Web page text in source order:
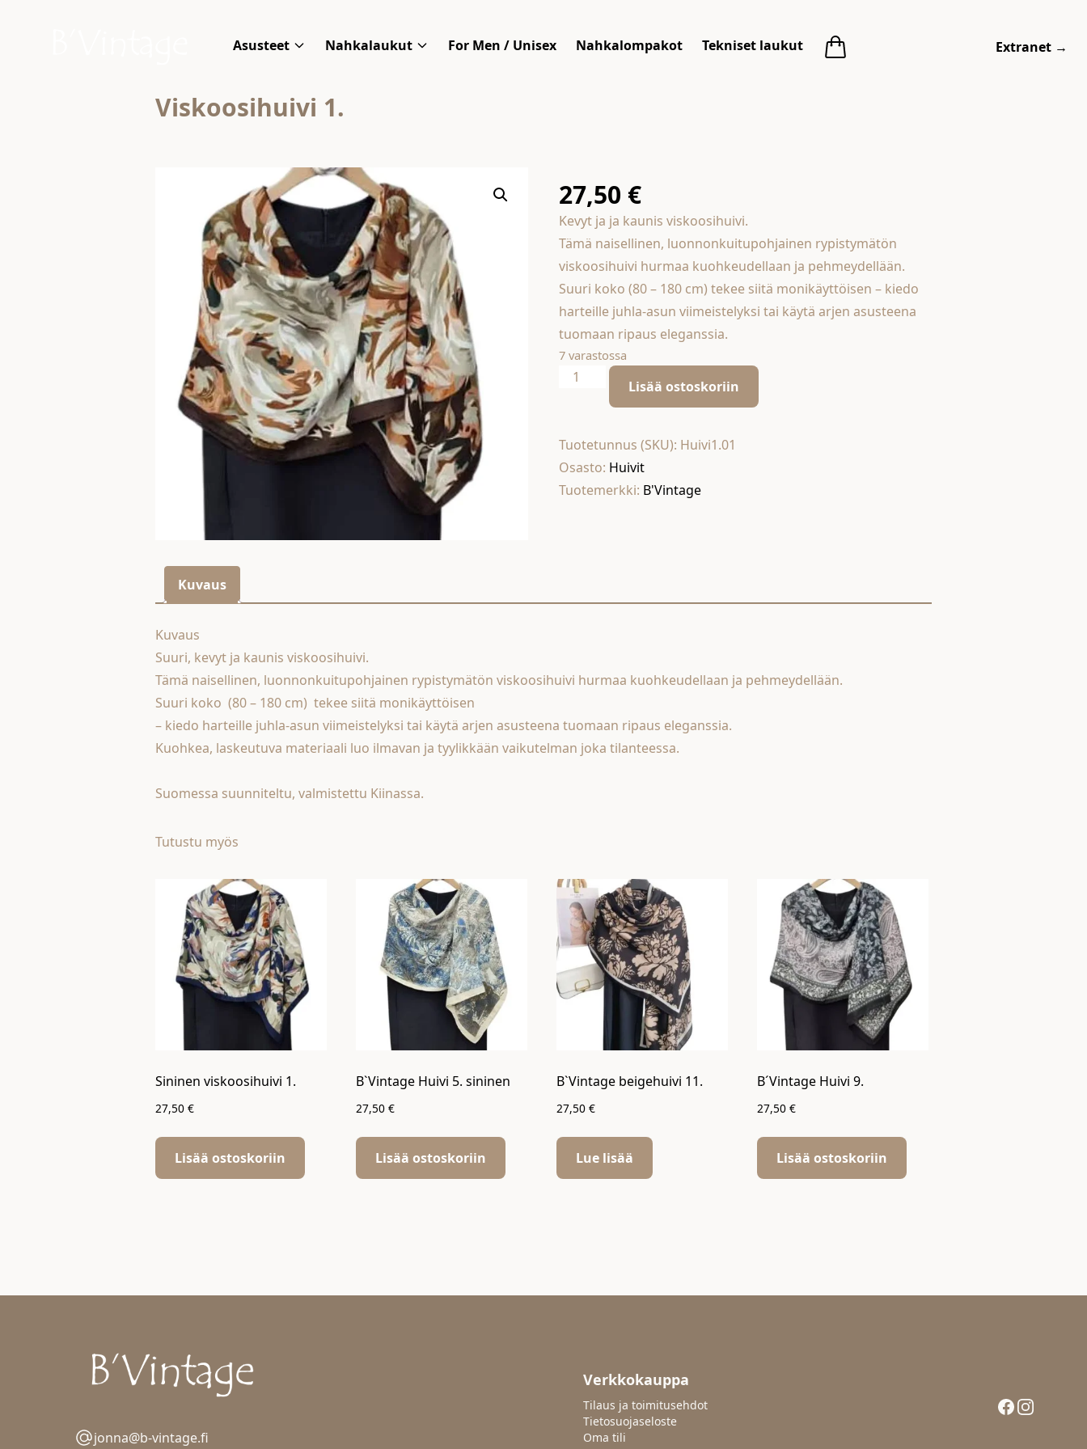
Asusteet
Nahkalaukut For Men / Unisex Nahkalompakot Tekniset laukut Extranet →
Viskoosihuivi 1.
27,50 €
Kevyt ja ja kaunis viskoosihuivi.
Tämä naisellinen, luonnonkuitupohjainen rypistymätön
viskoosihuivi hurmaa kuohkeudellaan ja pehmeydellään.
Suuri koko (80 – 180 cm) tekee siitä monikäyttöisen – kiedo
harteille juhla-asun viimeistelyksi tai käytä arjen asusteena
tuomaan ripaus eleganssia.
7 varastossa
Viskoosihuivi
Lisää ostoskoriin
Tuotetunnus (SKU): Huivi1.01
Osasto: Huivit
Tuotemerkki: B'Vintage
Kuvaus
Kuvaus
Suuri, kevyt ja kaunis viskoosihuivi.
Tämä naisellinen, luonnonkuitupohjainen rypistymätön viskoosihuivi hurmaa kuohkeudellaan ja pehmeydellään.
Suuri koko (80 – 180 cm) tekee siitä monikäyttöisen
– kiedo harteille juhla-asun viimeistelyksi tai käytä arjen asusteena tuomaan ripaus eleganssia.
Kuohkea, laskeutuva materiaali luo ilmavan ja tyylikkään vaikutelman joka tilanteessa.
Suomessa suunniteltu, valmistettu Kiinassa.
Tutustu myös
Sininen viskoosihuivi 1.
27,50 €
Lisää ostoskoriin
B`Vintage Huivi 5. sininen
27,50€
Lisää ostoskoriin
B`Vintage beigehuivi 11.
27,50€
Lue lisää
B´Vintage Huivi 9.
27,50€
Lisää ostoskoriin
Facebook
Instagram
jonna@b-vintage.fi
Verkkokauppa
Tilaus ja toimitusehdot
Tietosuojaseloste
Oma tili